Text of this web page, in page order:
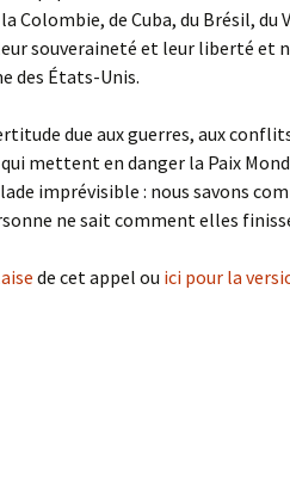
Colombie, de Cuba, du Brésil, du
souveraineté et leur liberté et
des États-Unis.
due aux guerres, aux
mettent en danger la Paix
imprévisible : nous savons
ne sait comment elles
de cet appel ou ici pour la